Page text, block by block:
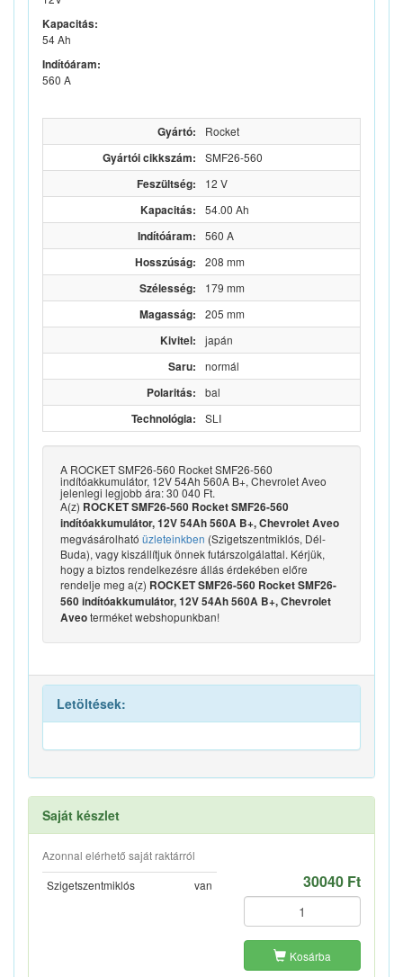
Kapacitás:
54 Ah
Indítóáram:
560 A
Gyártó: Rocket
Gyártói cikkszám: SMF26-560
Feszültség: 12 V
Kapacitás: 54.00 Ah
Indítóáram: 560 A
Hosszúság: 208 mm
Szélesség: 179 mm
Magasság: 205 mm
Kivitel: japán
Saru: normál
Polaritás: bal
Technológia: SLI
A ROCKET SMF26-560 Rocket SMF26-560
indítóakkumulátor, 12V 54Ah 560A B+, Chevrolet Aveo
jelenlegi legjobb ára: 30 040 Ft.
A(z) ROCKET SMF26-560 Rocket SMF26-560
indítóakkumulátor, 12V 54Ah 560A B+, Chevrolet Aveo
megvásárolható üzleteinkben (Szigetszentmiklós, Dél-
Buda), vagy kiszállítjuk önnek futárszolgálattal. Kérjük,
hogy a biztos rendelkezésre állás érdekében előre
rendelje meg a(z) ROCKET SMF26-560 Rocket SMF26-
560 indítóakkumulátor, 12V 54Ah 560A B+, Chevrolet
Aveoterméket webshopunkban!
Letöltések:
Saját készlet
Azonnal elérhető saját raktárról
Szigetszentmiklós
van 30040 Ft
Kosárba